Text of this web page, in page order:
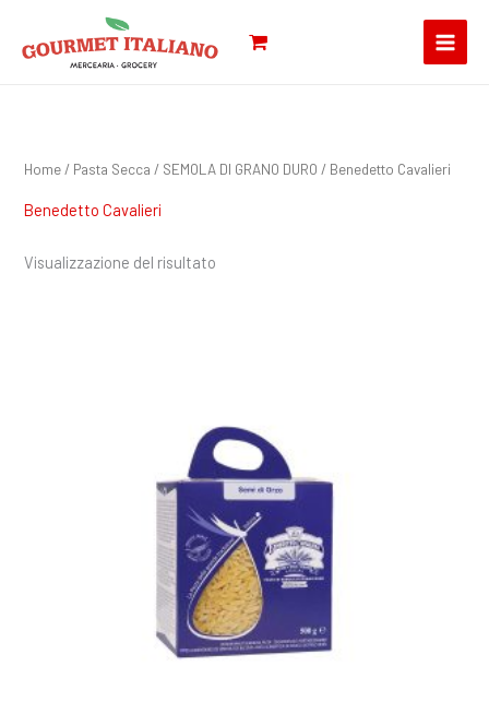
contenuto
Home/ Pasta Secca / SEMOLA DI GRANO DURO / Benedetto Cavalieri
Benedetto Cavalieri
Visualizzazione del risultato